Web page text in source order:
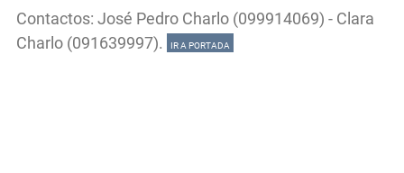
Contactos: José Pedro Charlo (099914069) - Clara
Charlo (091639997).
IR A PORTADA